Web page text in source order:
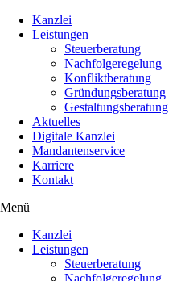
Kanzlei
Leistungen
Steuerberatung
Nachfolgeregelung
Konfliktberatung
Gründungsberatung
Gestaltungsberatung
Aktuelles
Digitale Kanzlei
Mandantenservice
Karriere
Kontakt
Menü
Kanzlei
Leistungen
Steuerberatung
Nachfolgeregelung